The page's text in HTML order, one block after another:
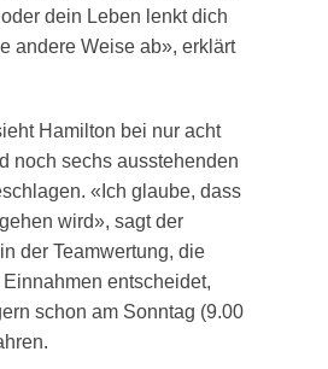
dein Leben lenkt dich
andere Weise ab», erklärt
Hamilton bei nur acht
noch sechs ausstehenden
«Ich glaube, dass
wird», sagt der
der Teamwertung, die
entscheidet,
schon am Sonntag (9.00